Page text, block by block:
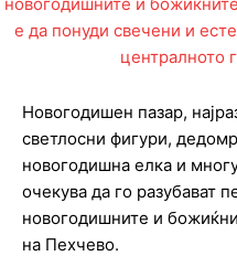
Новогодишен пазар,
светлосни фигури,
новогодишна елка и
очекува да го разубават
новогодишните и
на Пехчево.